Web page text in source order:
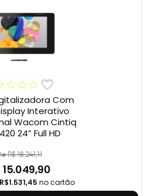
Com
Interativo
Wacom Cintiq
24” Full HD
R$ 18.241,11
15.049,90
R$1.531,45 no cartão